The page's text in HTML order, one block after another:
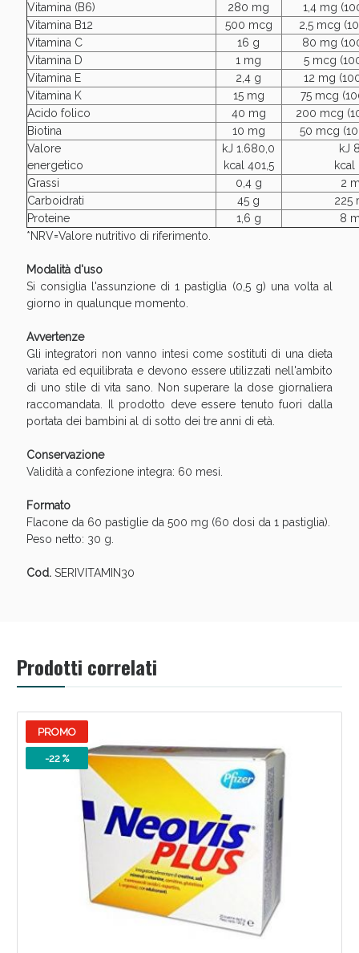
Vitamina (B6)
280 mg
1,4 mg
Vitamina B12
500 mcg
2,5 mcg
Vitamina C
16 g
80 mg
Vitamina D
1 mg
5 mcg
Vitamina E
2,4 g
12 mg
Vitamina K
15 mg
75 mcg
Acido folico
40 mg
200 mcg
Biotina
10 mg
50 mcg
Valore
energetico
kJ 1.680,0
kcal 401,5
kJ
kcal
Grassi
0,4 g
2
Carboidrati
45 g
225
Proteine
1,6 g
8
*NRV=Valore nutritivo di riferimento.
Modalità d'uso
Si consiglia l'assunzione di 1 pastiglia (0,5 g) una volta al
giorno in qualunque momento.
Avvertenze
Gli integratori non vanno intesi come sostituti di una dieta
variata ed equilibrata e devono essere utilizzati nell'ambito
di uno stile di vita sano. Non superare la dose giornaliera
raccomandata. Il prodotto deve essere tenuto fuori dalla
portata dei bambini al di sotto dei tre anni di età.
Conservazione
Validità a confezione integra: 60 mesi.
Formato
Flacone da 60 pastiglie da 500 mg (60 dosi da 1 pastiglia).
Peso netto: 30 g.
Cod.SERIVITAMIN30
Prodotti correlati
PROMO
-22 %